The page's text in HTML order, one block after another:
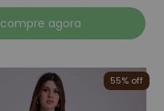
compre agora
55% off